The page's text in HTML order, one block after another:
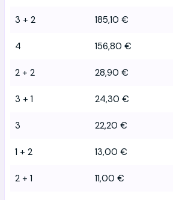
3 + 2 185,10 €
4 156,80 €
2 + 2 28,90 €
3 + 1 24,30 €
3 22,20 €
1 + 2 13,00 €
2 + 1 11,00 €